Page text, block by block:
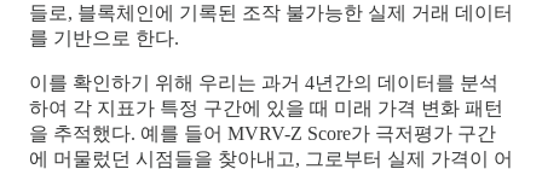
들로, 블록체인에 기록된 조작 불가능한 실제 거래 데이터
를 기반으로 한다.
이를 확인하기 위해 우리는 과거 4년간의 데이터를 분석
하여 각 지표가 특정 구간에 있을 때 미래 가격 변화 패턴
을 추적했다. 예를 들어 MVRV-Z Score가 극저평가 구간
에 머물렀던 시점들을 찾아내고, 그로부터 실제 가격이 어